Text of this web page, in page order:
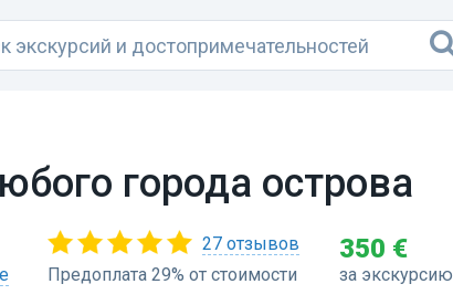
города острова
27 отзывов
Предоплата 29% от стоимости
350 €
за экскурсию